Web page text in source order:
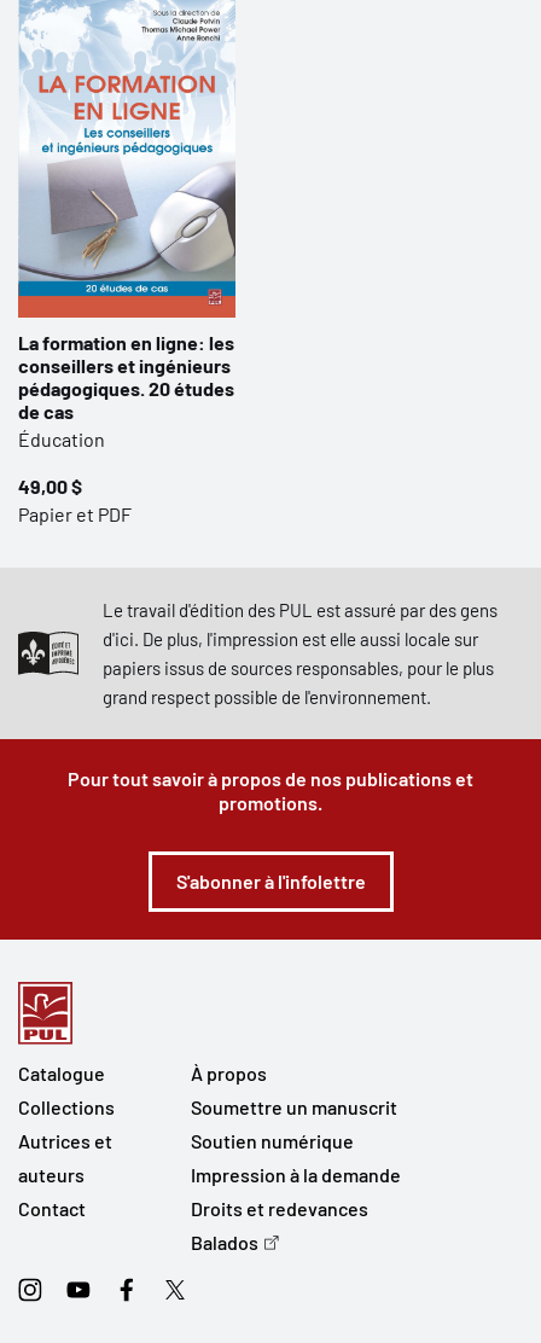
recherche portant sur l’usage des technologies dans
l’enseignement supérieur.
La formation en ligne: les
conseillers et ingénieurs
pédagogiques. 20 études
de cas
Éducation
49,00 $
Papier et PDF
Le travail d'édition des PUL est assuré par des gens
d'ici. De plus, l'impression est elle aussi locale sur
papiers issus de sources responsables, pour le plus
grand respect possible de l'environnement.
Pour tout savoir à propos de nos publications et
promotions.
S'abonner à l'infolettre
Catalogue
Collections
Autrices et
auteurs
Contact
À propos
Soumettre un manuscrit
Soutien numérique
Impression à la demande
Droits et redevances
Balados
InstagramYoutubeFacebookTwitter